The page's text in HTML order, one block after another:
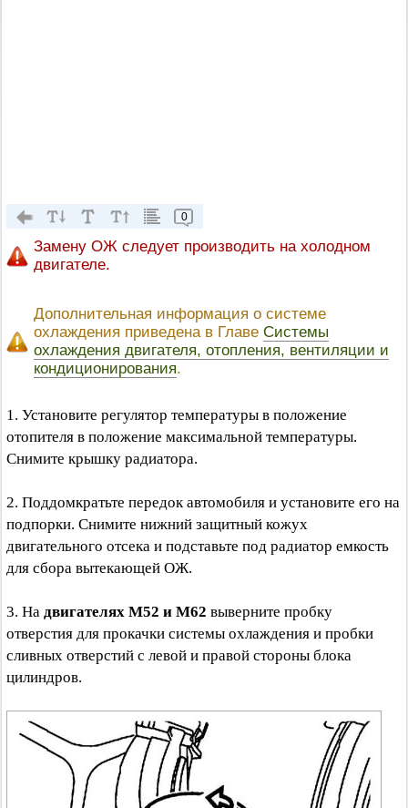
0
Замену ОЖ следует производить на холодном
двигателе.
Дополнительная информация о системе
охлаждения приведена в Главе Системы
охлаждения двигателя, отопления, вентиляции и
кондиционирования.
1. Установите регулятор температуры в положение
отопителя в положение максимальной температуры.
Снимите крышку радиатора.
2. Поддомкратьте передок автомобиля и установите его на
подпорки. Снимите нижний защитный кожух
двигательного отсека и подставьте под радиатор емкость
для сбора вытекающей ОЖ.
3. На двигателях M52 и M62 выверните пробку
отверстия для прокачки системы охлаждения и пробки
сливных отверстий с левой и правой стороны блока
цилиндров.